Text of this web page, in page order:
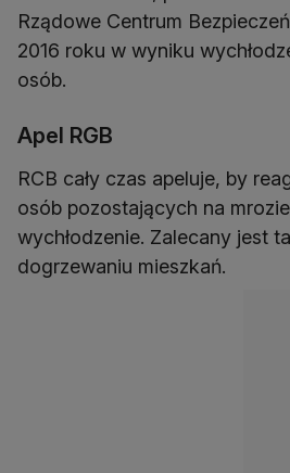
Rządowe Centrum
2016 roku w wyniku
osób.
Apel RGB
RCB cały czas apeluje, by
osób pozostających na
wychłodzenie. Zalecany jest
dogrzewaniu mieszkań.